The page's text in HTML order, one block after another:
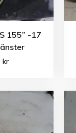
155” -17
kr